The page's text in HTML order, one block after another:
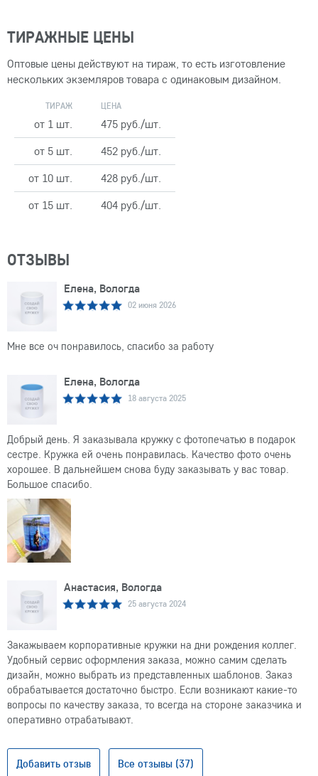
ТИРАЖНЫЕ ЦЕНЫ
Оптовые цены действуют на тираж, то есть изготовление
нескольких экземляров товара с одинаковым дизайном.
ТИРАЖ ЦЕНА
от 1 шт.
475 руб./шт.
от 5 шт.
452 руб./шт.
от 10 шт.
428 руб./шт.
от 15 шт.
404 руб./шт.
ОТЗЫВЫ
Елена, Вологда
02 июня 2026
Мне все оч понравилось, спасибо за работу
Елена, Вологда
18 августа 2025
Добрый день. Я заказывала кружку с фотопечатью в подарок
сестре. Кружка ей очень понравилась. Качество фото очень
хорошее. В дальнейшем снова буду заказывать у вас товар.
Большое спасибо.
Анастасия, Вологда
25 августа 2024
Закажываем корпоративные кружки на дни рождения коллег.
Удобный сервис оформления заказа, можно самим сделать
дизайн, можно выбрать из представленных шаблонов. Заказ
обрабатывается достаточно быстро. Если возникают какие-то
вопросы по качеству заказа, то всегда на стороне заказчика и
оперативно отрабатывают.
Добавить отзыв Все отзывы (37)